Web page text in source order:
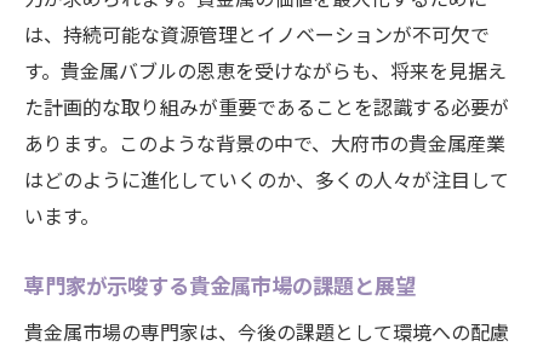
は、持続可能な資源管理とイノベーションが不可欠で
す。貴金属バブルの恩恵を受けながらも、将来を見据え
た計画的な取り組みが重要であることを認識する必要が
あります。このような背景の中で、大府市の貴金属産業
はどのように進化していくのか、多くの人々が注目して
います。
専門家が示唆する貴金属市場の課題と展望
貴金属市場の専門家は、今後の課題として環境への配慮